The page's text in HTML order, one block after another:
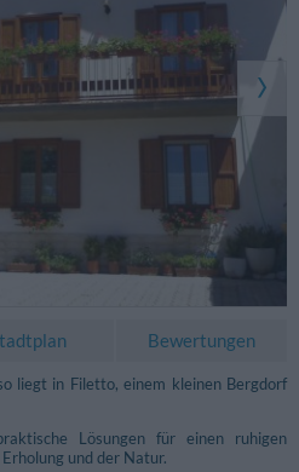
Bewertungen
liegt in Filetto, einem kleinen Bergdorf
Lösungen für einen ruhigen
und der Natur.